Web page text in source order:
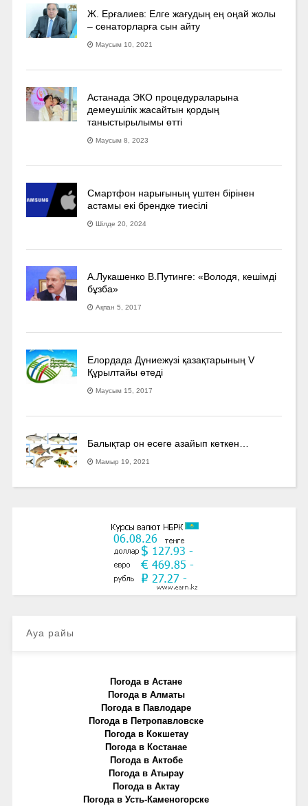
Ж. Ерғалиев: Елге жағудың ең оңай жолы
– сенаторларға сын айту
Маусым 10, 2021
Астанада ЭКО процедураларына
демеушілік жасайтын қордың
таныстырылымы өтті
Маусым 8, 2023
Смартфон нарығының үштен бірінен
астамы екі брендке тиесілі
Шілде 20, 2024
А.Лукашенко В.Путинге: «Володя, кешімді
бұзба»
Ақпан 5, 2017
Елордада Дүниежүзі қазақтарының V
Құрылтайы өтеді
Маусым 15, 2017
Балықтар он есеге азайып кеткен…
Мамыр 19, 2021
Ауа райы
Погода в Астане
Погода в Алматы
Погода в Павлодаре
Погода в Петропавловске
Погода в Кокшетау
Погода в Костанае
Погода в Актобе
Погода в Атырау
Погода в Актау
Погода в Усть-Каменогорске